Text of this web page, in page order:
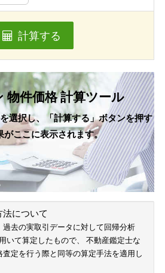
計算する
物件価格 計算ツール
選択し、「計算する」ボタンを押す
がここに表示されます。
について
去の実取引データに対して回帰分析
いて算定したもので、 不動産鑑定士な
定を行う際と同等の算定手法を適用し